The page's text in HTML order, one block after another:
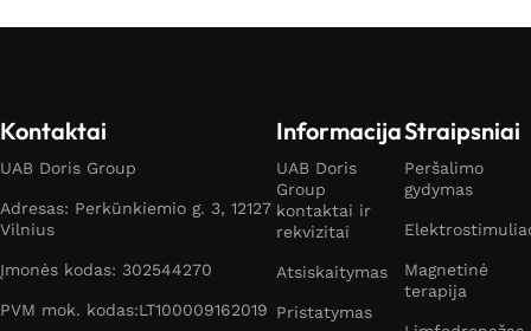
Kontaktai
UAB Doris Group
Adresas: Perkūnkiemio g. 3, 12127
Vilnius
Įmonės kodas: 302544270
PVM mok. kodas:LT100009162019
Informacija
UAB Doris
Group
kontaktai ir
rekvizitai
Atsiskaitymas
Pristatymas
Straipsniai
Peršalimo
gydymas
Magnetinė
terapija